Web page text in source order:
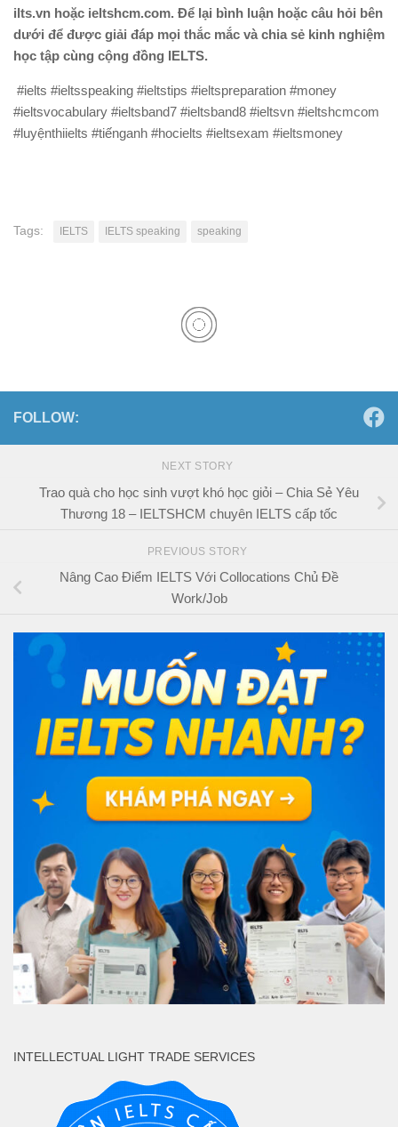
ilts.vn hoặc ieltshcm.com. Để lại bình luận hoặc câu hỏi bên
dưới để được giải đáp mọi thắc mắc và chia sẻ kinh nghiệm
học tập cùng cộng đồng IELTS.
#ielts #ieltsspeaking #ieltstips #ieltspreparation #money
#ieltsvocabulary #ieltsband7 #ieltsband8 #ieltsvn #ieltshcmcom
#luyệnthiielts #tiếnganh #hocielts #ieltsexam #ieltsmoney
Tags: IELTS IELTS speaking speaking
FOLLOW:
NEXT STORY
Trao quà cho học sinh vượt khó học giỏi – Chia Sẻ Yêu
Thương 18 – IELTSHCM chuyên IELTS cấp tốc
PREVIOUS STORY
Nâng Cao Điểm IELTS Với Collocations Chủ Đề
Work/Job
INTELLECTUAL LIGHT TRADE SERVICES